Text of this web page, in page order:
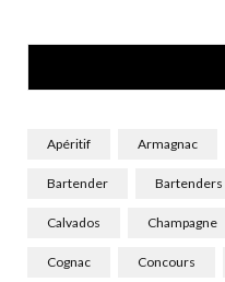
Apéritif Armagnac
Bartender Bartenders
Calvados Champagne
Cognac Concours